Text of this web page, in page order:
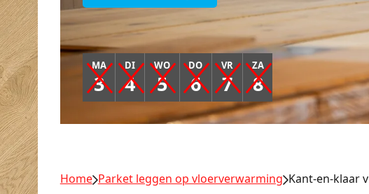
MA
3
DI
4
WO
5
DO
6
VR
7
ZA
8
Home Parket leggen op vloerverwarming Kant-en-klaar